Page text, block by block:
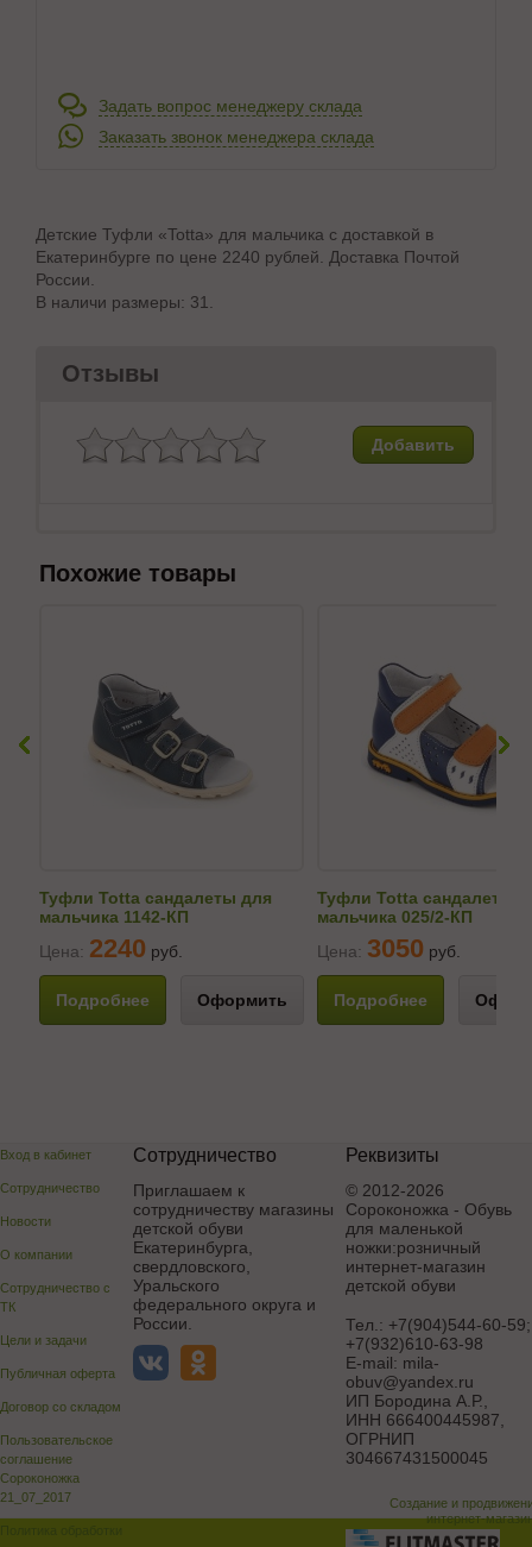
Задать вопрос менеджеру склада
Заказать звонок менеджера склада
Детские Туфли «Totta» для мальчика с доставкой в
Екатеринбурге по цене 2240 рублей. Доставка Почтой
России.
В наличи размеры: 31.
Отзывы
Добавить
Похожие товары
Туфли Totta сандалеты для
мальчика 1142-КП
Цена: 2240 руб.
Подробнее Оформить
Туфли Totta сандалеты
мальчика 025/2-КП
Цена: 3050 руб.
Подробнее
Вход в кабинет
Сотрудничество
Новости
О компании
Сотрудничество с
ТК
Цели и задачи
Публичная оферта
Договор со складом
Пользовательское
соглашение
Сороконожка
21_07_2017
Сотрудничество
Приглашаем к
сотрудничеству магазины
детской обуви
Екатеринбурга,
свердловского,
Уральского
федерального округа и
России.
Реквизиты
© 2012-2026
Сороконожка - Обувь
для маленькой
ножки:розничный
интернет-магазин
детской обуви
Тел.: +7(904)544-60-59;
+7(932)610-63-98
E-mail: mila-
obuv@yandex.ru
ИП Бородина А.Р.
ИНН 666400445987,
ОГРНИП
304667431500045
Создание и
интернет-